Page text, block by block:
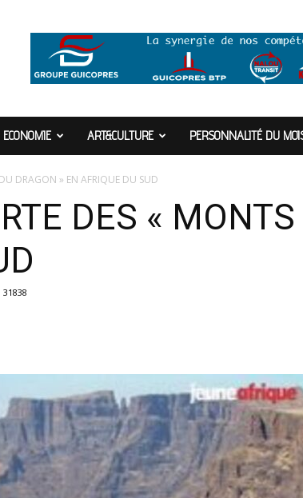
ECONOMIE ART&CULTURE PERSONNALITÉ DU
DRAGON » EN AFRIQUE DU SUD
DES «
31838